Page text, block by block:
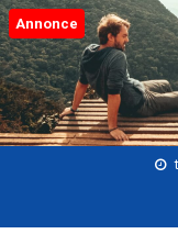
Skip
to
content
Annonce